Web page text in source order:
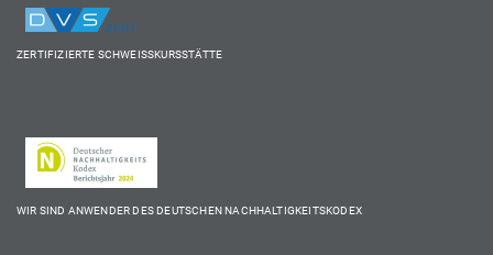
ZERTIFIZIERTE SCHWEISSKURSSTÄTTE
WIR SIND ANWENDER DES DEUTSCHEN NACHHALTIGKEITSKODEX